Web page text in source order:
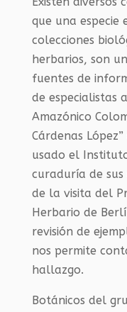
que una especie
colecciones
herbarios, son
fuentes de
de especialistas
Amazónico
Cárdenas
usado el
curaduría de sus
de la visita del
Herbario de
revisión de
nos permite
hallazgo.
Botánicos del